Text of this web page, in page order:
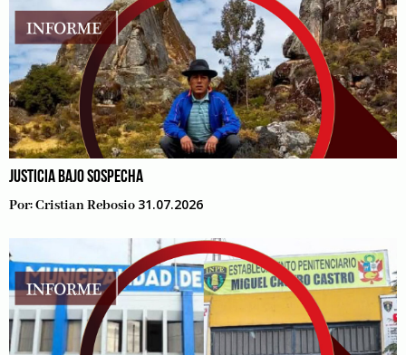
JUSTICIA BAJO SOSPECHA
Por:Cristian Rebosio 31.07.2026